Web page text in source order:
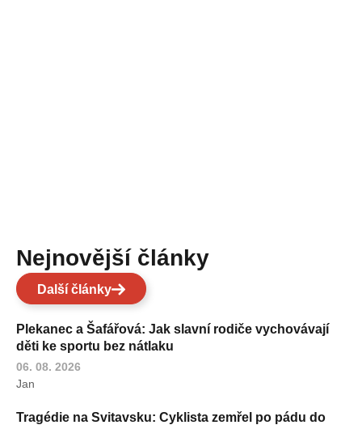
Nejnovější články
Další články
Plekanec a Šafářová: Jak slavní rodiče vychovávají
děti ke sportu bez nátlaku
06. 08. 2026
Jan
Tragédie na Svitavsku: Cyklista zemřel po pádu do